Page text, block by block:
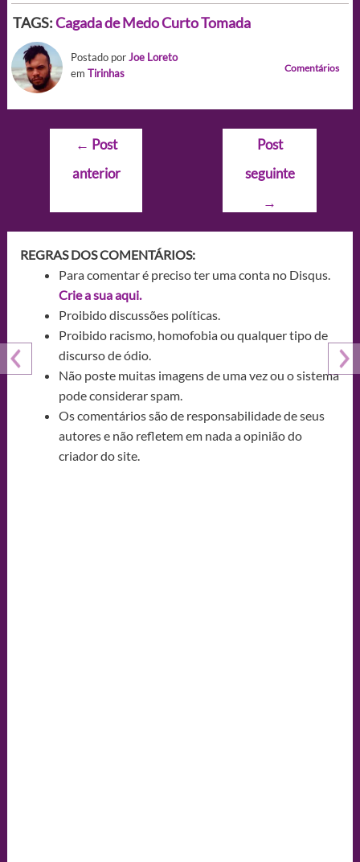
TAGS:Cagada de MedoCurtoTomada
Postado porJoe Loreto
em Tirinhas Comentários
Navegação
Post
← Post
anterior
Post
seguinte
→
REGRAS DOS COMENTÁRIOS:
Para comentar é preciso ter uma conta no Disqus.
Crie a sua aqui.
Proibido discussões políticas.
Proibido racismo, homofobia ou qualquer tipo de
discurso de ódio.
Não poste muitas imagens de uma vez ou o sistema
pode considerar spam.
Os comentários são de responsabilidade de seus
autores e não refletem em nada a opinião do
criador do site.